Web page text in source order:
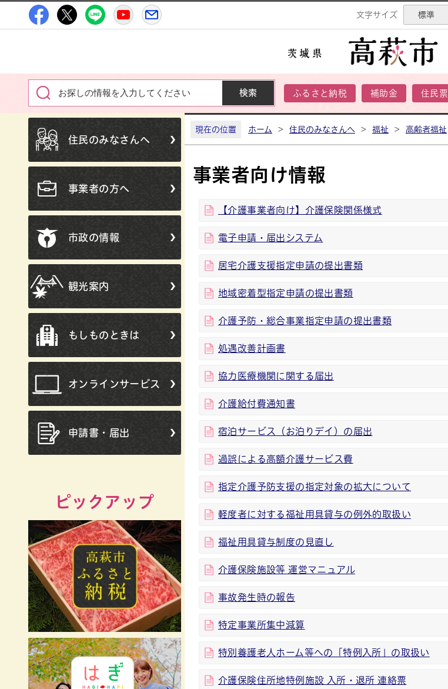
高萩市公式Facebook
高萩市公式X高萩市公式LINE
高萩市YouTube公式チャンネル 文字サイズ 標準
ふるさと納税 補助金 住民票
住民のみなさんへ
事業者の方へ
市政の情報
観光案内
もしものときは
オンラインサービス
申請書・届出
ピックアップ
現在の位置 ホーム > 住民のみなさんへ > 福祉 > 高齢者福祉
事業者向け情報
【介護事業者向け】介護保険関係様式
電子申請・届出システム
居宅介護支援指定申請の提出書類
地域密着型指定申請の提出書類
介護予防・総合事業指定申請の提出書類
処遇改善計画書
協力医療機関に関する届出
介護給付費通知書
宿泊サービス（お泊りデイ）の届出
過誤による高額介護サービス費
指定介護予防支援の指定対象の拡大について
軽度者に対する福祉用具貸与の例外的取扱い
福祉用具貸与制度の見直し
介護保険施設等 運営マニュアル
事故発生時の報告
特定事業所集中減算
特別養護老人ホーム等への「特例入所」の取扱い
介護保険住所地特例施設 入所・退所 連絡票